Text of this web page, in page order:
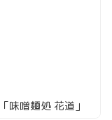
味噌麺処 花道」